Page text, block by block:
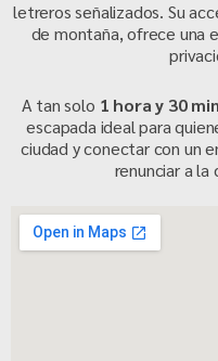
letreros señalizados. Su
de montaña, ofrece una
A tan solo 1 hora y 30
escapada ideal para
ciudad y conectar con un
renunciar a la